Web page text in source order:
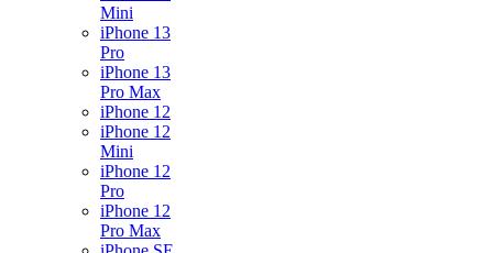
Mini
iPhone 13
Pro
iPhone 13
Pro Max
iPhone 12
iPhone 12
Mini
iPhone 12
Pro
iPhone 12
Pro Max